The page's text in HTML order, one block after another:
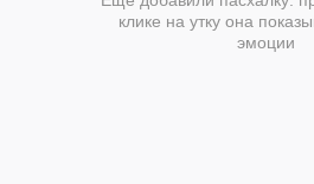
клике на утку она
эмоции